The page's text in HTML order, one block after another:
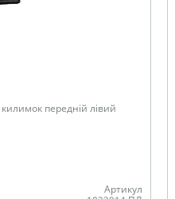
передній лівий
Артикул